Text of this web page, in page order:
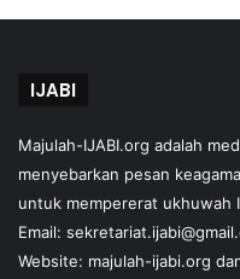
IJABI
Majulah-IJABI.org adalah
menyebarkan pesan
untuk mempererat ukhuwah
Email:
Website: majulah-ijabi.org